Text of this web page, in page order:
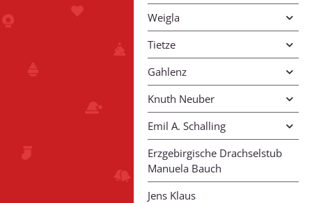
Weigla
Tietze
Gahlenz
Knuth Neuber
Emil A. Schalling
Erzgebirgische Drachselstub
Manuela Bauch
Jens Klaus